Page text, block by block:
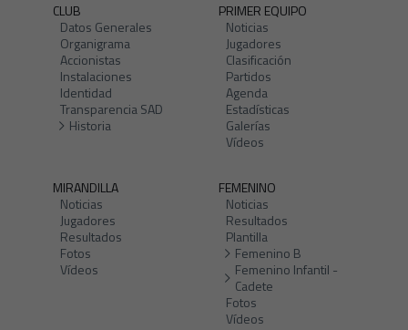
CLUB
Datos Generales
Organigrama
Accionistas
Instalaciones
Identidad
Transparencia SAD
Historia
PRIMER EQUIPO
Noticias
Jugadores
Clasificación
Partidos
Agenda
Estadísticas
Galerías
Vídeos
MIRANDILLA
Noticias
Jugadores
Resultados
Fotos
Vídeos
FEMENINO
Noticias
Resultados
Plantilla
Femenino B
Femenino Infantil -
Cadete
Fotos
Vídeos